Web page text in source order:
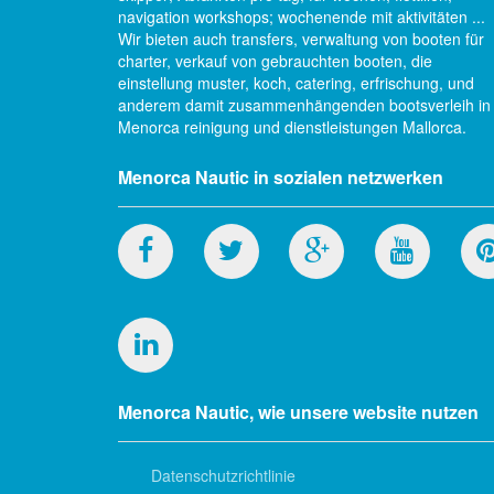
navigation workshops; wochenende mit aktivitäten ...
Wir bieten auch transfers, verwaltung von booten für
charter, verkauf von gebrauchten booten, die
einstellung muster, koch, catering, erfrischung, und
anderem damit zusammenhängenden bootsverleih in
Menorca reinigung und dienstleistungen Mallorca.
Menorca Nautic in sozialen netzwerken
Menorca Nautic, wie unsere website nutzen
Datenschutzrichtlinie